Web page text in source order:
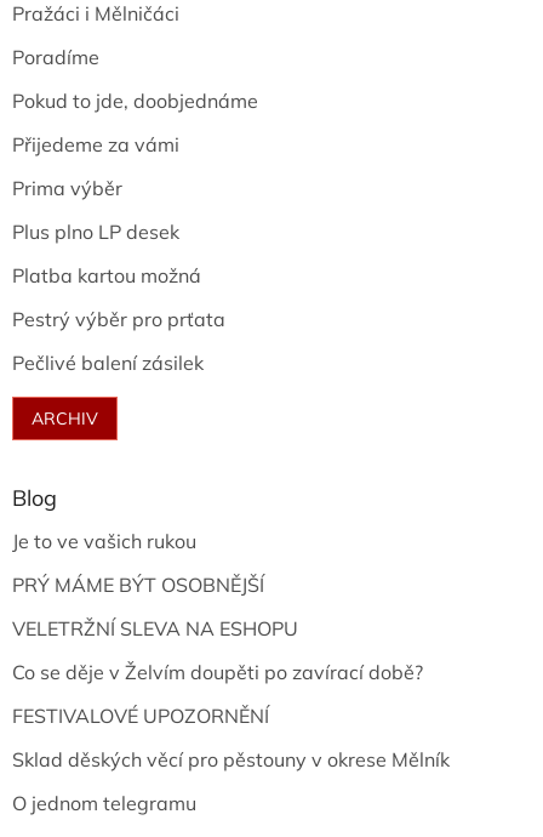
Pražáci i Mělničáci
Poradíme
Pokud to jde, doobjednáme
Přijedeme za vámi
Prima výběr
Plus plno LP desek
Platba kartou možná
Pestrý výběr pro prťata
Pečlivé balení zásilek
ARCHIV
Blog
Je to ve vašich rukou
PRÝ MÁME BÝT OSOBNĚJŠÍ
VELETRŽNÍ SLEVA NA ESHOPU
Co se děje v Želvím doupěti po zavírací době?
FESTIVALOVÉ UPOZORNĚNÍ
Sklad děských věcí pro pěstouny v okrese Mělník
O jednom telegramu